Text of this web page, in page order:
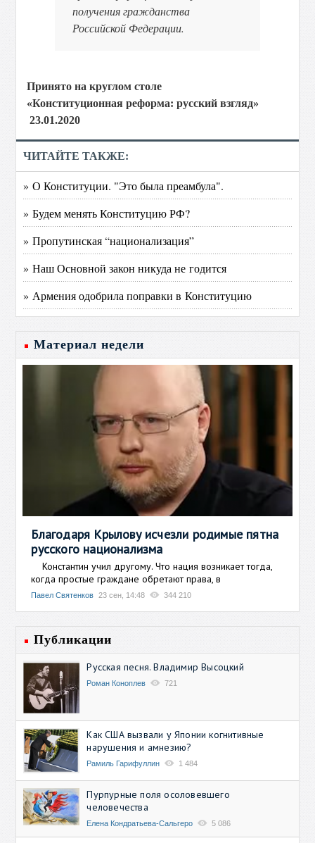
получения гражданства
Российской Федерации.
Принято на круглом столе
«Конституционная реформа: русский взгляд»
23.01.2020
ЧИТАЙТЕ ТАКЖЕ:
» О Конституции. "Это была преамбула".
» Будем менять Конституцию РФ?
» Пропутинская “национализация”
» Наш Основной закон никуда не годится
» Армения одобрила поправки в Конституцию
Материал недели
Благодаря Крылову исчезли родимые пятна
русского национализма
Константин учил другому. Что нация возникает тогда,
когда простые граждане обретают права, в
Павел Святенков 23 сен, 14:48 344 210
Публикации
Русская песня. Владимир Высоцкий
Роман Коноплев 721
Как США вызвали у Японии когнитивные
нарушения и амнезию?
Рамиль Гарифуллин 1 484
Пурпурные поля осоловевшего
человечества
Елена Кондратьева-Сальгеро 5 086